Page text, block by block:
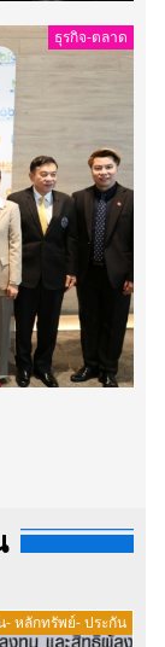
ธุรกิจ-ตลาด
- หลักทรัพย์- ประกัน